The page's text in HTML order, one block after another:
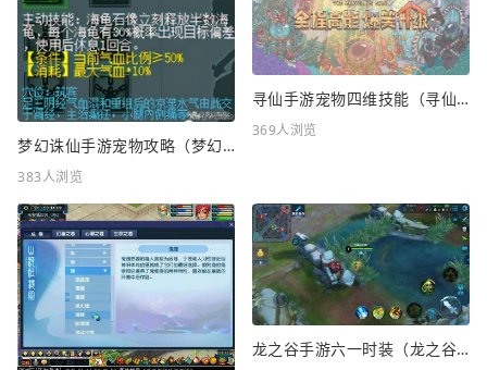
梦幻诛仙手游宠物攻略（梦幻诛仙手游宠物攻略最新）
383人浏览
寻仙手游宠物四维技能（寻仙手游宠物四维技能怎么升级）
369人浏览
龙之谷手游六一时装（龙之谷手游六一时装怎么样）